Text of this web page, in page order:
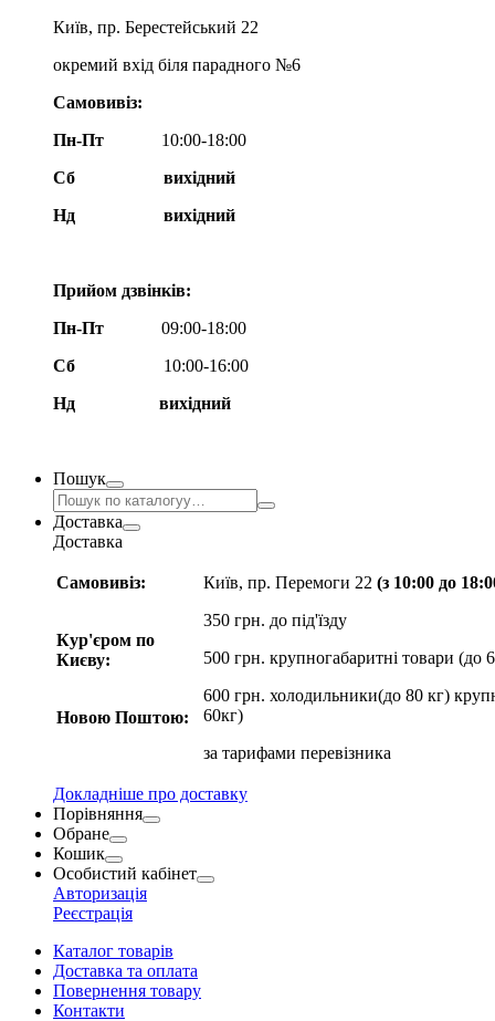
Київ, пр. Берестейський 22
окремий вхід біля парадного №6
Самовивіз:
Пн-Пт
10:00-18:00
Сб
вихідний
Нд
вихідний
Прийом дзвінків:
Пн-Пт
09:00-18:00
Сб
10:00-16:00
Нд вихідний
Пошук
Доставка
Доставка
Самовивіз:
Кур'єром по
Києву:
Новою Поштою:
Київ, пр. Перемоги 22 (з 10:00 до
350 грн. до під'їзду
500 грн. крупногабаритні товари (до
600 грн. холодильники(до 80 кг)
60кг)
за тарифами перевізника
Докладніше про доставку
Порівняння
Обране
Кошик
Особистий кабінет
Авторизація
Реєстрація
Каталог товарів
Доставка та оплата
Повернення товару
Контакти